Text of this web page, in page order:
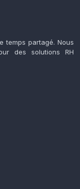
temps partagé. Nous
des solutions RH